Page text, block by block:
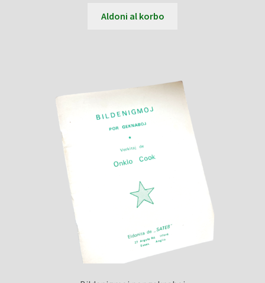
Aldoni al korbo